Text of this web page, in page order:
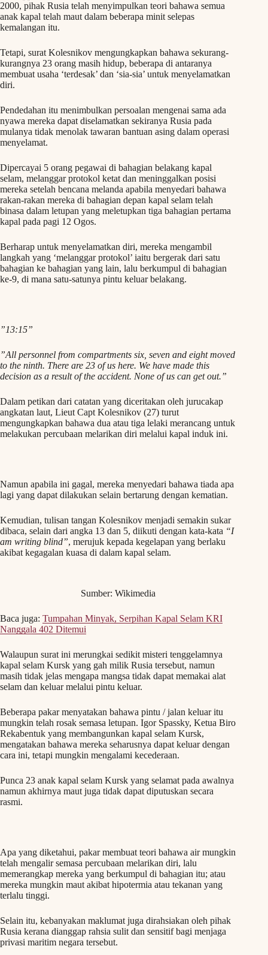
2000, pihak Rusia telah menyimpulkan teori bahawa semua
anak kapal telah maut dalam beberapa minit selepas
kemalangan itu.
Tetapi, surat Kolesnikov mengungkapkan bahawa sekurang-
kurangnya 23 orang masih hidup, beberapa di antaranya
membuat usaha ‘terdesak’ dan ‘sia-sia’ untuk menyelamatkan
diri.
Pendedahan itu menimbulkan persoalan mengenai sama ada
nyawa mereka dapat diselamatkan sekiranya Rusia pada
mulanya tidak menolak tawaran bantuan asing dalam operasi
menyelamat.
Dipercayai 5 orang pegawai di bahagian belakang kapal
selam, melanggar protokol ketat dan meninggalkan posisi
mereka setelah bencana melanda apabila menyedari bahawa
rakan-rakan mereka di bahagian depan kapal selam telah
binasa dalam letupan yang meletupkan tiga bahagian pertama
kapal pada pagi 12 Ogos.
Berharap untuk menyelamatkan diri, mereka mengambil
langkah yang ‘melanggar protokol’ iaitu bergerak dari satu
bahagian ke bahagian yang lain, lalu berkumpul di bahagian
ke-9, di mana satu-satunya pintu keluar belakang.
”13:15”
”All personnel from compartments six, seven and eight moved
to the ninth. There are 23 of us here. We have made this
decision as a result of the accident. None of us can get out.”
Dalam petikan dari catatan yang diceritakan oleh jurucakap
angkatan laut, Lieut Capt Kolesnikov (27) turut
mengungkapkan bahawa dua atau tiga lelaki merancang untuk
melakukan percubaan melarikan diri melalui kapal induk ini.
Namun apabila ini gagal, mereka menyedari bahawa tiada apa
lagi yang dapat dilakukan selain bertarung dengan kematian.
Kemudian, tulisan tangan Kolesnikov menjadi semakin sukar
dibaca, selain dari angka 13 dan 5, diikuti dengan kata-kata “I
am writing blind”, merujuk kepada kegelapan yang berlaku
akibat kegagalan kuasa di dalam kapal selam.
Sumber: Wikimedia
Baca juga: Tumpahan Minyak, Serpihan Kapal Selam KRI
Nanggala 402 Ditemui
Walaupun surat ini merungkai sedikit misteri tenggelamnya
kapal selam Kursk yang gah milik Rusia tersebut, namun
masih tidak jelas mengapa mangsa tidak dapat memakai alat
selam dan keluar melalui pintu keluar.
Beberapa pakar menyatakan bahawa pintu / jalan keluar itu
mungkin telah rosak semasa letupan. Igor Spassky, Ketua Biro
Rekabentuk yang membangunkan kapal selam Kursk,
mengatakan bahawa mereka seharusnya dapat keluar dengan
cara ini, tetapi mungkin mengalami kecederaan.
Punca 23 anak kapal selam Kursk yang selamat pada awalnya
namun akhirnya maut juga tidak dapat diputuskan secara
rasmi.
Apa yang diketahui, pakar membuat teori bahawa air mungkin
telah mengalir semasa percubaan melarikan diri, lalu
memerangkap mereka yang berkumpul di bahagian itu; atau
mereka mungkin maut akibat hipotermia atau tekanan yang
terlalu tinggi.
Selain itu, kebanyakan maklumat juga dirahsiakan oleh pihak
Rusia kerana dianggap rahsia sulit dan sensitif bagi menjaga
privasi maritim negara tersebut.